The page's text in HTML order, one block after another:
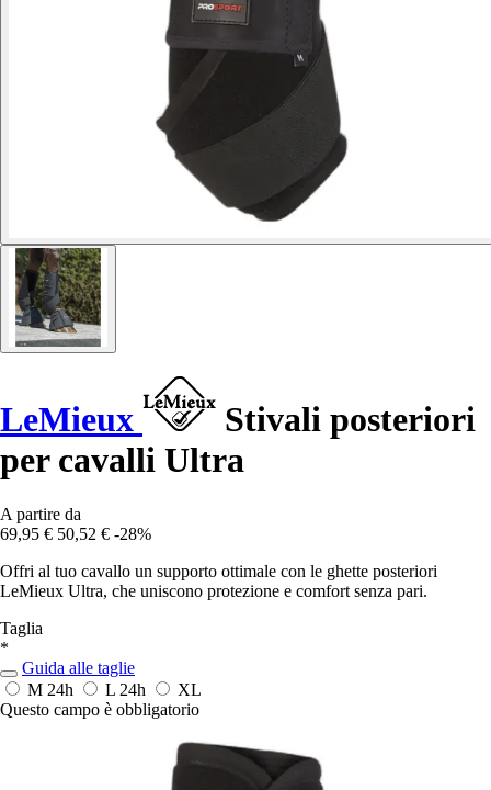
LeMieux
Stivali posteriori
per cavalli Ultra
A partire da
69,95 € 50,52 € -28%
Offri al tuo cavallo un supporto ottimale con le ghette posteriori
LeMieux Ultra, che uniscono protezione e comfort senza pari.
Taglia
*
Guida alle taglie
M 24h L 24h
XL
Questo campo è obbligatorio